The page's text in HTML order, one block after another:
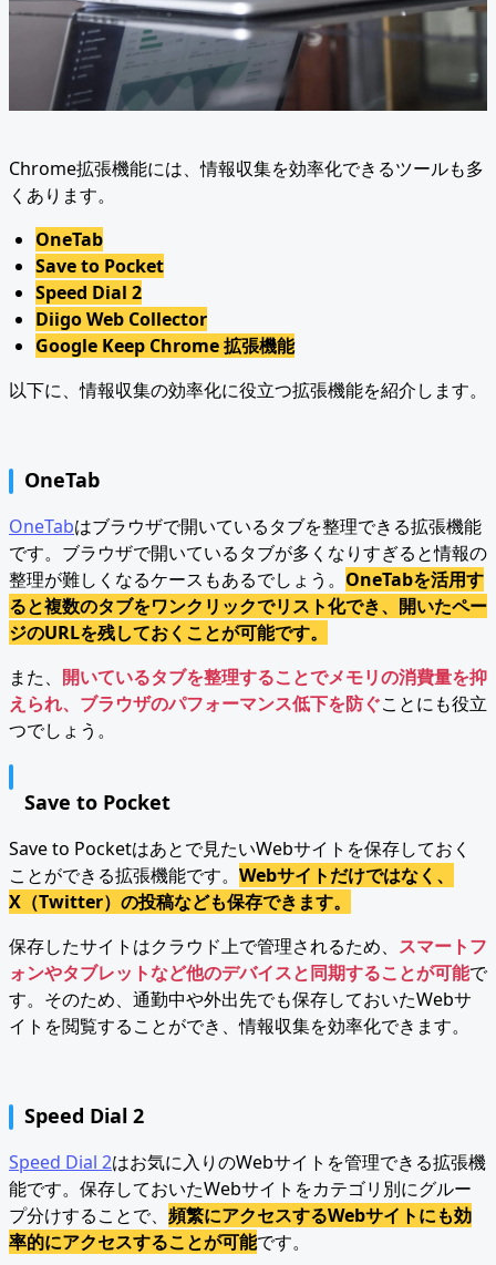
Chrome拡張機能には、情報収集を効率化できるツールも多
くあります。
OneTab
Save to Pocket
Speed Dial 2
Diigo Web Collector
Google Keep Chrome 拡張機能
以下に、情報収集の効率化に役立つ拡張機能を紹介します。
OneTab
OneTabはブラウザで開いているタブを整理できる拡張機能
です。ブラウザで開いているタブが多くなりすぎると情報の
整理が難しくなるケースもあるでしょう。 OneTabを活用す
ると複数のタブをワンクリックでリスト化でき、開いたペー
ジのURLを残しておくことが可能です。
また、 開いているタブを整理することでメモリの消費量を抑
えられ、ブラウザのパフォーマンス低下を防ぐことにも役立
つでしょう。
Save to Pocket
Save to Pocketはあとで見たいWebサイトを保存しておく
ことができる拡張機能です。 Webサイトだけではなく、
X（Twitter）の投稿なども保存できます。
保存したサイトはクラウド上で管理されるため、 スマートフ
ォンやタブレットなど他のデバイスと同期することが可能で
す。そのため、通勤中や外出先でも保存しておいたWebサ
イトを閲覧することができ、情報収集を効率化できます。
Speed Dial 2
Speed Dial 2はお気に入りのWebサイトを管理できる拡張機
能です。保存しておいたWebサイトをカテゴリ別にグルー
プ分けすることで、 頻繁にアクセスするWebサイトにも効
率的にアクセスすることが可能です。